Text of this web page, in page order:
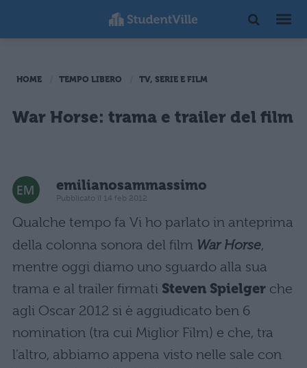
HOME TEMPO LIBERO TV, SERIE E FILM
War Horse: trama e trailer del film
emilianosammassimo
Pubblicato il 14 feb 2012
Qualche tempo fa Vi ho parlato in anteprima
della colonna sonora del film War Horse,
mentre oggi diamo uno sguardo alla sua
trama e al trailer firmati Steven Spielger che
agli Oscar 2012 si è aggiudicato ben 6
nomination (tra cui Miglior Film) e che, tra
l’altro, abbiamo appena visto nelle sale con